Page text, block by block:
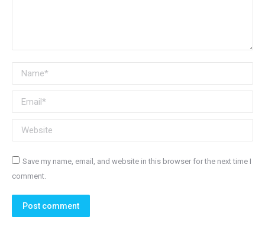
Name *
Email *
Website
Save my name, email, and website in this browser for the next time I
comment.
Post comment